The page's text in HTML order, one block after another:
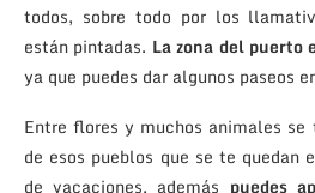
todos, sobre todo por los
están pintadas. La zona del puerto
ya que puedes dar algunos paseos
Entre flores y muchos animales
de esos pueblos que se te quedan
de vacaciones, además puedes